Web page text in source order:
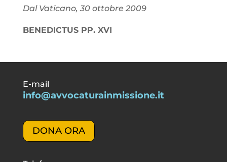
Dal Vaticano, 30 ottobre 2009
BENEDICTUS PP. XVI
E-mail
info@avvocaturainmissione.it
DONA ORA